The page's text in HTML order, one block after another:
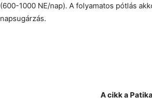
(600-1000 NE/nap). A folyamatos pótlás
napsugárzás.
A cikk a